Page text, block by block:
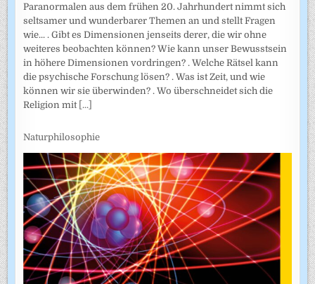
Paranormalen aus dem frühen 20. Jahrhundert nimmt sich
seltsamer und wunderbarer Themen an und stellt Fragen
wie... . Gibt es Dimensionen jenseits derer, die wir ohne
weiteres beobachten können? Wie kann unser Bewusstsein
in höhere Dimensionen vordringen? . Welche Rätsel kann
die psychische Forschung lösen? . Was ist Zeit, und wie
können wir sie überwinden? . Wo überschneidet sich die
Religion mit [...]
Naturphilosophie